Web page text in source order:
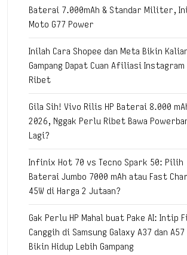
Baterai 7.000mAh & Standar Militer,
Moto G77 Power
Inilah Cara Shopee dan Meta Bikin
Gampang Dapat Cuan Afiliasi Instagram
Ribet
Gila Sih! Vivo Rilis HP Baterai 8.000
2026, Nggak Perlu Ribet Bawa
Lagi?
Infinix Hot 70 vs Tecno Spark 50: Pilih
Baterai Jumbo 7000 mAh atau Fast
45W di Harga 2 Jutaan?
Gak Perlu HP Mahal buat Pake AI: Intip
Canggih di Samsung Galaxy A37 dan A57
Bikin Hidup Lebih Gampang